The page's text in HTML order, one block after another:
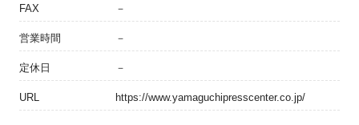
FAX －
営業時間 －
定休日 －
URL https://www.yamaguchipresscenter.co.jp/